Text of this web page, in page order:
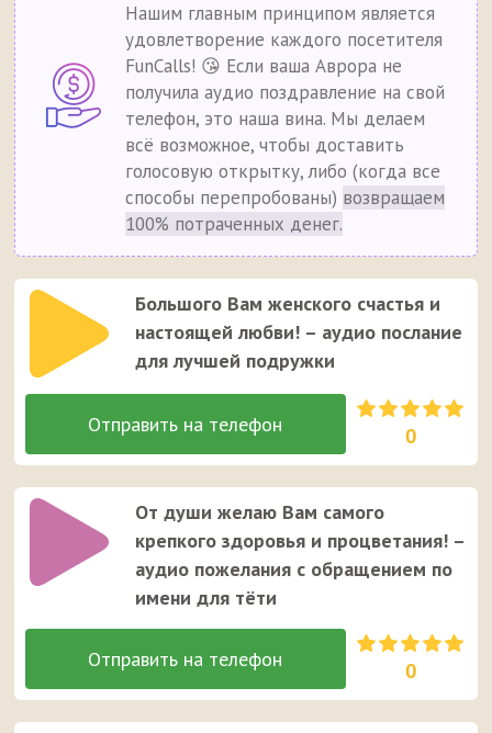
Нашим главным принципом является
удовлетворение каждого посетителя
FunCalls! 😘 Если ваша Аврора не
получила аудио поздравление на свой
телефон, это наша вина. Мы делаем
всё возможное, чтобы доставить
голосовую открытку, либо (когда все
способы перепробованы) возвращаем
100% потраченных денег.
Большого Вам женского счастья и
настоящей любви! – аудио послание
для лучшей подружки
0
От души желаю Вам самого
крепкого здоровья и процветания! –
аудио пожелания с обращением по
имени для тёти
0